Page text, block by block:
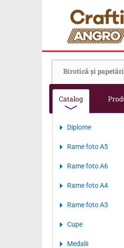
Birotică şi
Catalog
Diplome
Rame foto A5
Rame foto A6
Rame foto A4
Rame foto A3
Cupe
Medalii